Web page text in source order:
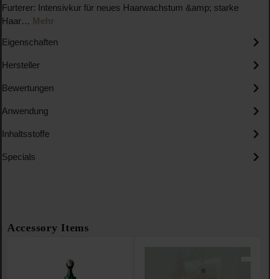
Furterer: Intensivkur für neues Haarwachstum &amp; starke
Haar… Mehr
Eigenschaften
Hersteller
Bewertungen
Anwendung
Inhaltsstoffe
Specials
Produktgalerie überspringen
Accessory Items